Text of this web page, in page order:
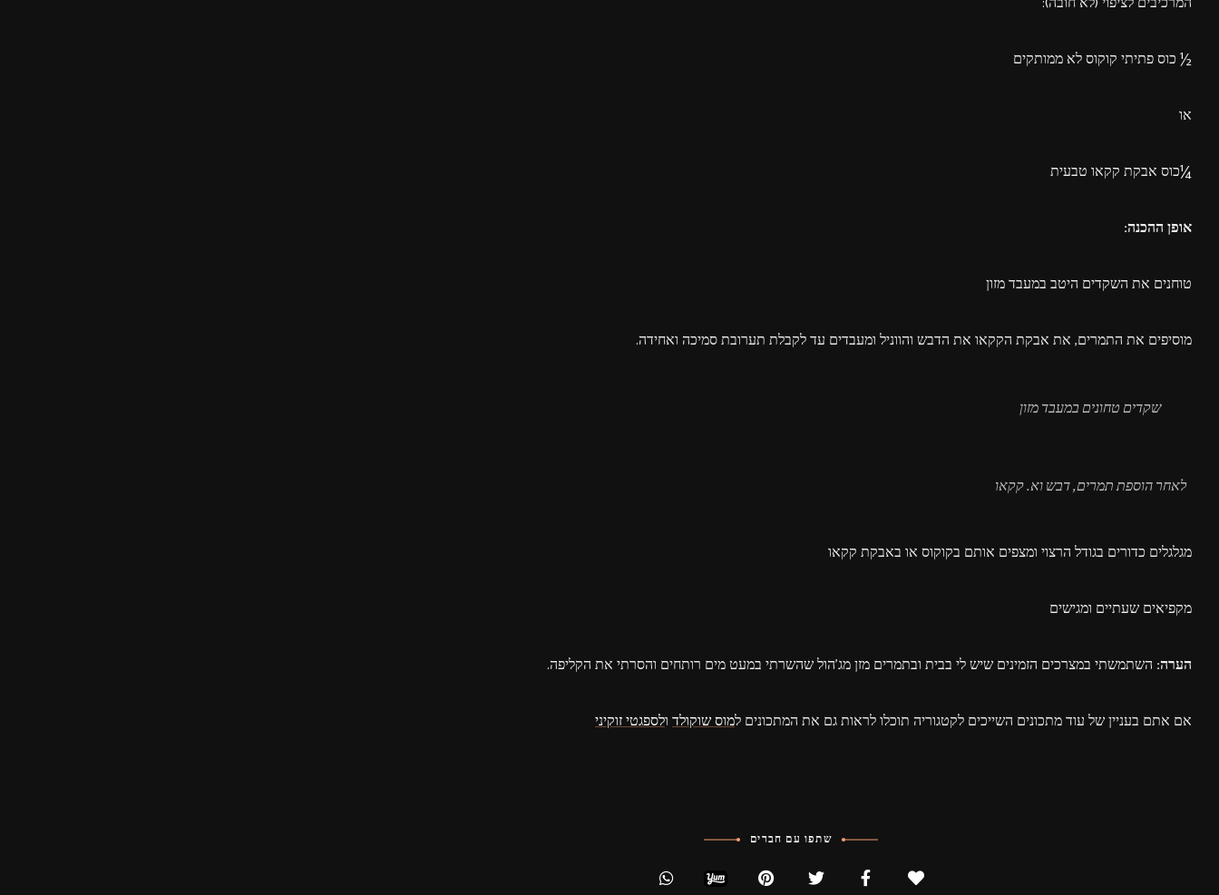
½ כוס פתיתי קוקוס לא ממותקים
או
¼כוס אבקת קקאו טבעית
אופן ההכנה:
טוחנים את השקדים היטב במעבד מזון
מוסיפים את התמרים, את אבקת הקקאו את הדבש והווניל ומעבדים עד לקבלת תערובת סמיכה ואחידה.
שקדים טחונים במעבד מזון
לאחר הוספת תמרים, דבש וא. קקאו
מגלגלים כדורים בגודל הרצוי ומצפים אותם בקוקוס או באבקת קקאו
מקפיאים שעתיים ומגישים
הערה: השתמשתי במצרכים הזמינים שיש לי בבית ובתמרים מזן מג'הול שהשרתי במעט מים רותחים והסרתי את הקליפה.
אם אתם בעניין של עוד מתכונים השייכים לקטגוריה תוכלו לראות גם את המתכונים למוס שוקולדולספגטי זוקיני
שתפו עם חברים